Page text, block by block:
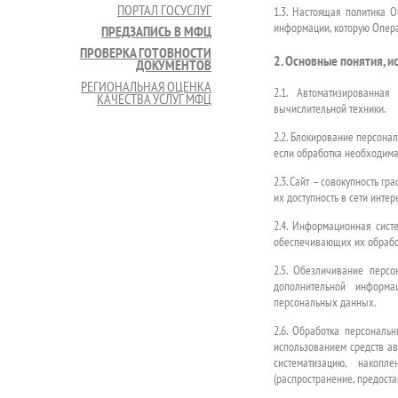
ПОРТАЛ ГОСУСЛУГ
ПРЕДЗАПИСЬ В МФЦ
ПРОВЕРКА ГОТОВНОСТИ
ДОКУМЕНТОВ
РЕГИОНАЛЬНАЯ ОЦЕНКА
КАЧЕСТВА УСЛУГ МФЦ
1.3. Настоящая политика
информации, которую
2. Основные понятия,
2.1.
вычислительной техники.
2.2. Блокирование
если обработка
2.3. Сайт – совокупность
их доступность в сети
2.4. Информационная
обеспечивающих их
2.5. Обезличивание
дополнительной
персональных данных.
2.6. Обработка
использованием средств
систематизацию,
(распространение,